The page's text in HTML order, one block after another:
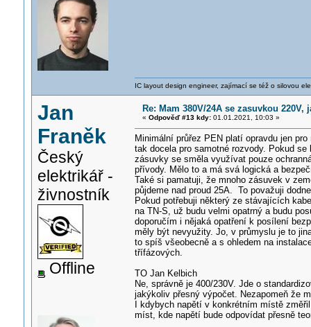
IC layout design engineer, zajímací se též o silovou
Jan
Franěk
Český
elektrikář -
živnostník
Offline
Re: Mam 380V/24A se zasuvkou
« Odpověď #13 kdy:01.01.2021, 10:03 »
Minimální průřez PEN platí opravdu jen
tak docela pro samotné rozvody. Pokud
zásuvky se směla využívat pouze
přívody. Mělo to a má svá logická a
Také si pamatuji, že mnoho zásuvek v
půjdeme nad proud 25A. To považuji
Pokud potřebuji některý ze stávajících
na TN-S, už budu velmi opatrný a budu
doporučím i nějaká opatření k posílení
měly být nevyužity. Jo, v průmyslu je to
to spíš všeobecně a s ohledem na
třífázových.
TO Jan Kelbich
Ne, správně je 400/230V. Jde o
jakýkoliv přesný výpočet. Nezapomeň že
I kdybych napětí v konkrétním místě
míst, kde napětí bude odpovídat přesně